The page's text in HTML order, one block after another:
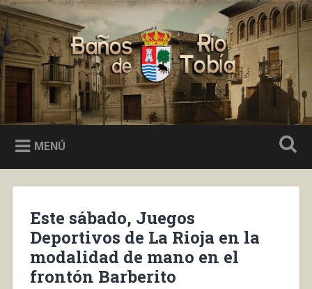
Saltar
al
contenido
Buscar
Baños de Río Tobía
MENÚ
Este sábado, Juegos
Deportivos de La Rioja en la
modalidad de mano en el
frontón Barberito